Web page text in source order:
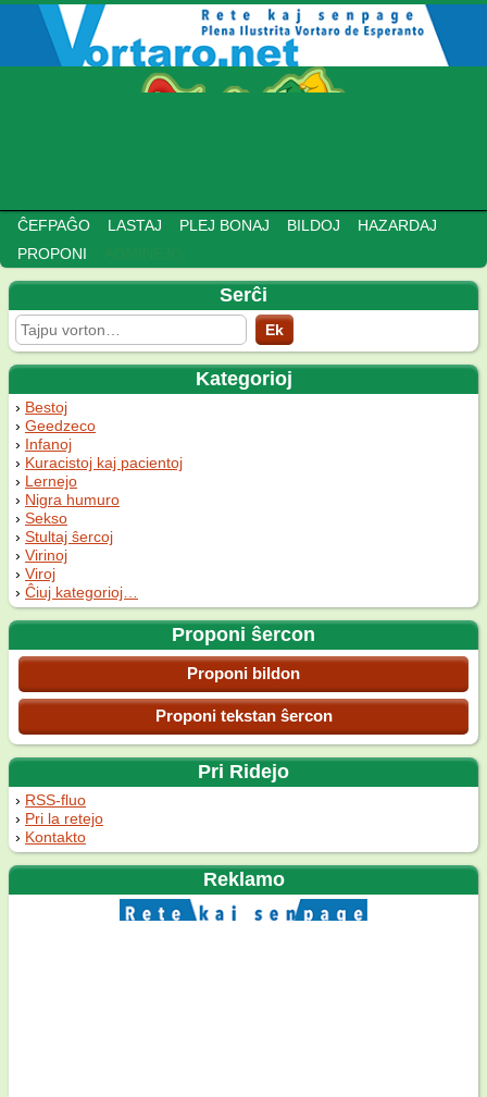
ĈEFPAĜO LASTAJ PLEJ BONAJ BILDOJ
HAZARDAJ
PROPONI
Serĉi
Kategorioj
Bestoj
Geedzeco
Infanoj
Kuracistoj kaj pacientoj
Lernejo
Nigra humuro
Sekso
Stultaj ŝercoj
Virinoj
Viroj
Ĉiuj kategorioj…
Proponi ŝercon
Proponi bildon
Proponi tekstan ŝercon
Pri Ridejo
RSS-fluo
Pri la retejo
Kontakto
Reklamo